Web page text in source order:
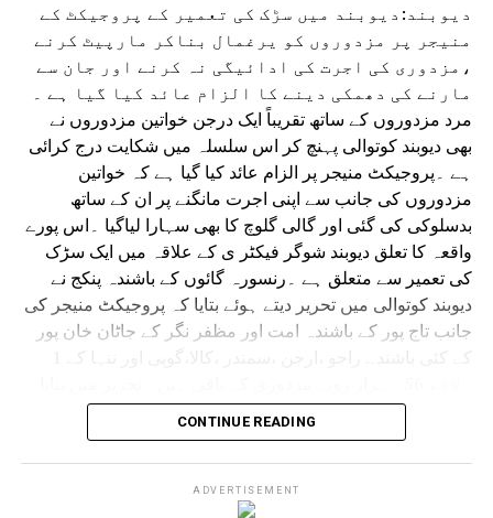
دیوبند:دیوبند میں سڑک کی تعمیر کے پروجیکٹ کے
منیجر پر مزدوروں کو یرغمال بناکر مارپیٹ کرنے
،مزدوری کی اجرت کی ادائیگی نہ کرنے اور جان سے
مارنے کی دھمکی دینے کا الزام عائد کیا گیا ہے ۔
مرد مزدوروں کے ساتھ تقریباً ایک درجن خواتین مزدوروں نے
بھی دیوبند کوتوالی پہنچ کر اس سلسلہ میں شکایت درج کرائی
ہے ۔پروجیکٹ منیجر پر الزام عائد کیا گیا ہے کہ خواتین
مزدوروں کی جانب سے اپنی اجرت مانگنے پر ان کے ساتھ
بدسلوکی کی گئی اور گالی گلوچ کا بھی سہارا لیاگیا ۔اس پورے
واقعہ کا تعلق دیوبند شوگر فیکٹر ی کے علاقہ میں ایک سڑک
کی تعمیر سے متعلق ہے ۔رنسورہ گائوں کے باشندہ پنکج نے
دیوبند کوتوالی میں تحریر دیتے ہوئے بتایا کہ پروجیکٹ منیجر کی
جانب تاج پور کے باشندہ امت اور مظفر نگر کے جاٹان خان پور
گیا ہے کہ 2؍ اگست کو اپنی مزدوری کی رقم مانگنے پر
مذکورہ منیجر نے انہیں تقریباً 24؍ گھنٹے تک یرغمال
بنائے رکھا اور اس دوران بڑی بے رحمی کے ساتھ ان
CONTINUE READING
ADVERTISEMENT